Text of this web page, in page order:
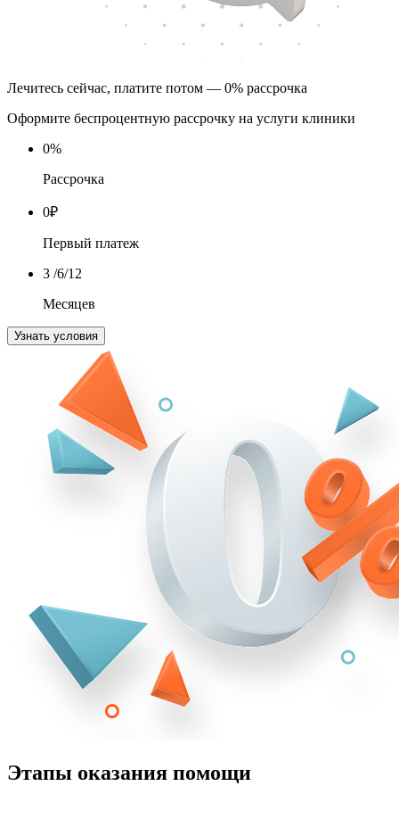
Лечитесь сейчас, платите потом — 0% рассрочка
Оформите беспроцентную рассрочку на услуги клиники
0%
Рассрочка
0₽
Первый платеж
3 /6/12
Месяцев
Узнать условия
Этапы оказания помощи